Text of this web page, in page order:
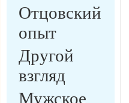
Отцовский
опыт
Другой
взгляд
Мужское